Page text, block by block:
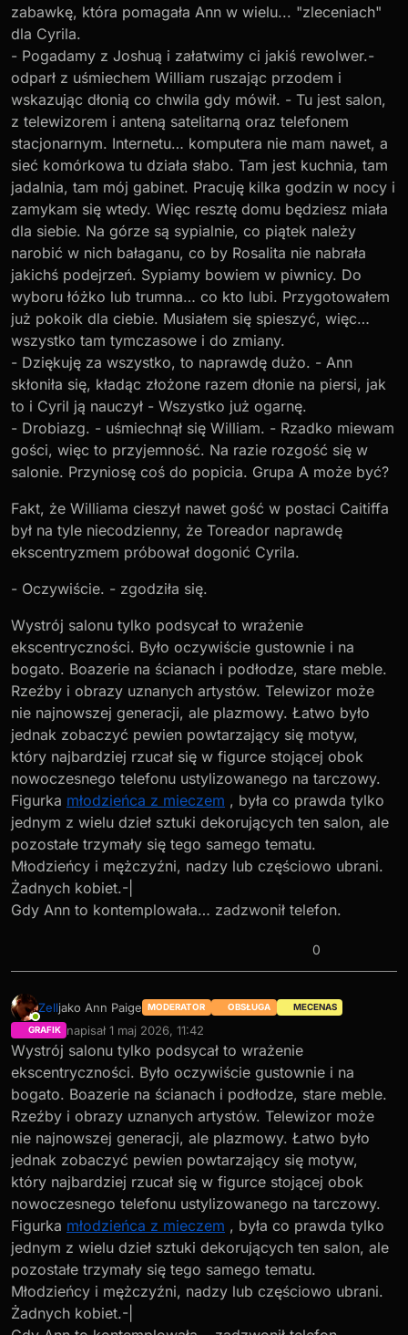
zabawkę, która pomagała Ann w wielu... "zleceniach"
dla Cyrila.
- Pogadamy z Joshuą i załatwimy ci jakiś rewolwer.-
odparł z uśmiechem William ruszając przodem i
wskazując dłonią co chwila gdy mówił. - Tu jest salon,
z telewizorem i anteną satelitarną oraz telefonem
stacjonarnym. Internetu… komputera nie mam nawet, a
sieć komórkowa tu działa słabo. Tam jest kuchnia, tam
jadalnia, tam mój gabinet. Pracuję kilka godzin w nocy i
zamykam się wtedy. Więc resztę domu będziesz miała
dla siebie. Na górze są sypialnie, co piątek należy
narobić w nich bałaganu, co by Rosalita nie nabrała
jakichś podejrzeń. Sypiamy bowiem w piwnicy. Do
wyboru łóżko lub trumna… co kto lubi. Przygotowałem
już pokoik dla ciebie. Musiałem się spieszyć, więc…
wszystko tam tymczasowe i do zmiany.
- Dziękuję za wszystko, to naprawdę dużo. - Ann
skłoniła się, kładąc złożone razem dłonie na piersi, jak
to i Cyril ją nauczył - Wszystko już ogarnę.
- Drobiazg. - uśmiechnął się William. - Rzadko miewam
gości, więc to przyjemność. Na razie rozgość się w
salonie. Przyniosę coś do popicia. Grupa A może być?
Fakt, że Williama cieszył nawet gość w postaci Caitiffa
był na tyle niecodzienny, że Toreador naprawdę
ekscentryzmem próbował dogonić Cyrila.
- Oczywiście. - zgodziła się.
Wystrój salonu tylko podsycał to wrażenie
ekscentryczności. Było oczywiście gustownie i na
bogato. Boazerie na ścianach i podłodze, stare meble.
Rzeźby i obrazy uznanych artystów. Telewizor może
nie najnowszej generacji, ale plazmowy. Łatwo było
jednak zobaczyć pewien powtarzający się motyw,
który najbardziej rzucał się w figurce stojącej obok
nowoczesnego telefonu ustylizowanego na tarczowy.
Figurka młodzieńca z mieczem , była co prawda tylko
jednym z wielu dzieł sztuki dekorujących ten salon, ale
pozostałe trzymały się tego samego tematu.
Młodzieńcy i mężczyźni, nadzy lub częściowo ubrani.
Żadnych kobiet.-|
Gdy Ann to kontemplowała… zadzwonił telefon.
0
Online
Zelljako Ann Paige MODERATOR OBSŁUGA MECENAS
GRAFIK napisał1 maj 2026, 11:42
ostatnio edytowany przez JhnW
Wystrój salonu tylko podsycał to wrażenie
ekscentryczności. Było oczywiście gustownie i na
bogato. Boazerie na ścianach i podłodze, stare meble.
Rzeźby i obrazy uznanych artystów. Telewizor może
nie najnowszej generacji, ale plazmowy. Łatwo było
jednak zobaczyć pewien powtarzający się motyw,
który najbardziej rzucał się w figurce stojącej obok
nowoczesnego telefonu ustylizowanego na tarczowy.
Figurka młodzieńca z mieczem , była co prawda tylko
jednym z wielu dzieł sztuki dekorujących ten salon, ale
pozostałe trzymały się tego samego tematu.
Młodzieńcy i mężczyźni, nadzy lub częściowo ubrani.
Żadnych kobiet.-|